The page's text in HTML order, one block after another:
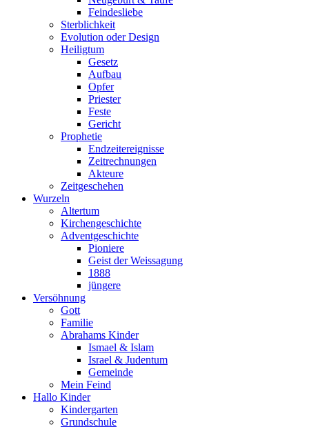
Feindesliebe
Sterblichkeit
Evolution oder Design
Heiligtum
Gesetz
Aufbau
Opfer
Priester
Feste
Gericht
Prophetie
Endzeitereignisse
Zeitrechnungen
Akteure
Zeitgeschehen
Wurzeln
Altertum
Kirchengeschichte
Adventgeschichte
Pioniere
Geist der Weissagung
1888
jüngere
Versöhnung
Gott
Familie
Abrahams Kinder
Ismael & Islam
Israel & Judentum
Gemeinde
Mein Feind
Hallo Kinder
Kindergarten
Grundschule